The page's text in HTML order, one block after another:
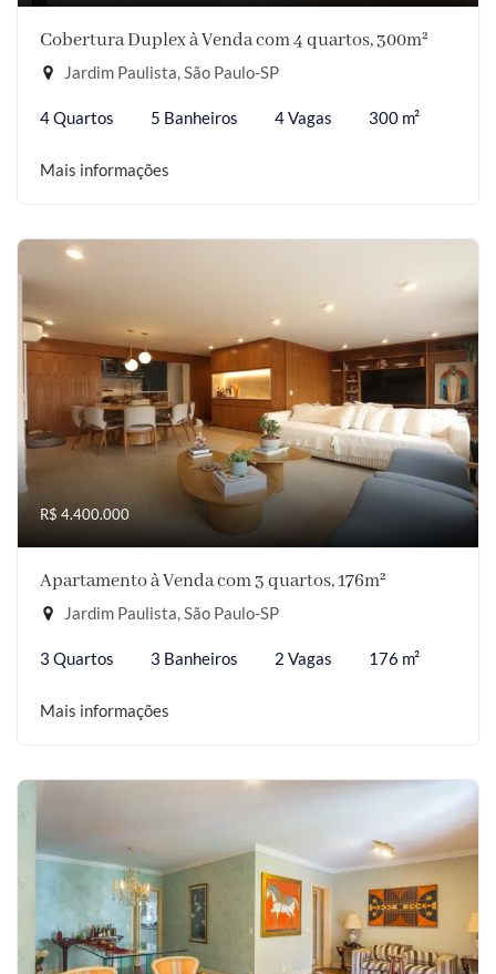
Cobertura Duplex à Venda com 4 quartos, 300m²
Jardim Paulista, São Paulo-SP
4 Quartos 5 Banheiros 4 Vagas 300 m²
Mais informações
R$ 4.400.000
Apartamento à Venda com 3 quartos, 176m²
Jardim Paulista, São Paulo-SP
3 Quartos 3 Banheiros 2 Vagas 176 m²
Mais informações